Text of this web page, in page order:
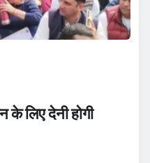
के लिए देनी होगी